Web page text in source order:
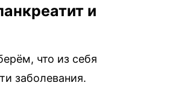
и
что из себя
заболевания.